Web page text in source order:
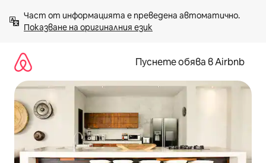
към
съдържанието
Показване на оригиналния език
Пуснете обява в Airbnb